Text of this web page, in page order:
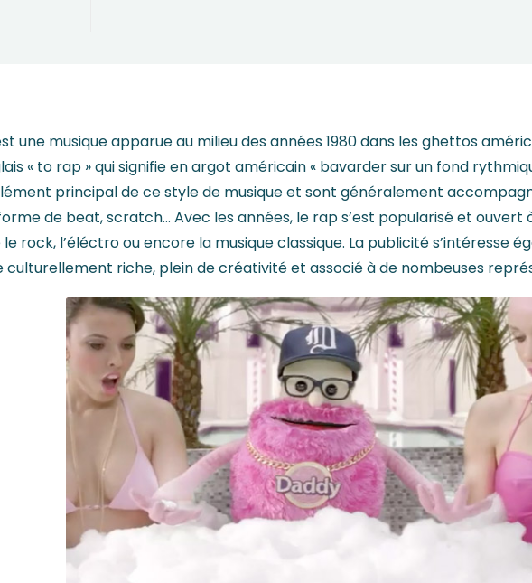
une musique apparue au milieu des années 1980 dans les ghettos
« to rap » qui signifie en argot américain « bavarder sur un fond
principal de ce style de musique et sont généralement
de beat, scratch… Avec les années, le rap s’est popularisé et ouvert
rock, l’éléctro ou encore la musique classique. La publicité s’intéresse
culturellement riche, plein de créativité et associé à de nombeuses